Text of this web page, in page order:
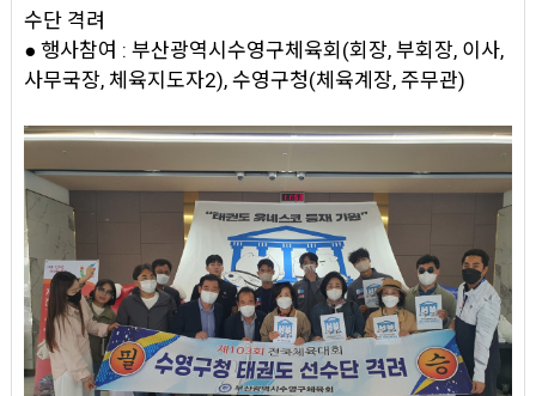
수단 격려
● 행사참여 : 부산광역시수영구체육회(회장, 부회장, 이사,
사무국장, 체육지도자2), 수영구청(체육계장, 주무관)